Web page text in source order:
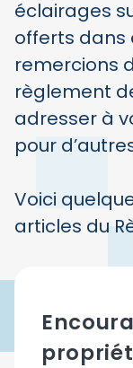
éclairages
offerts dans
remercions
règlement
adresser à
pour
Voici
articles du